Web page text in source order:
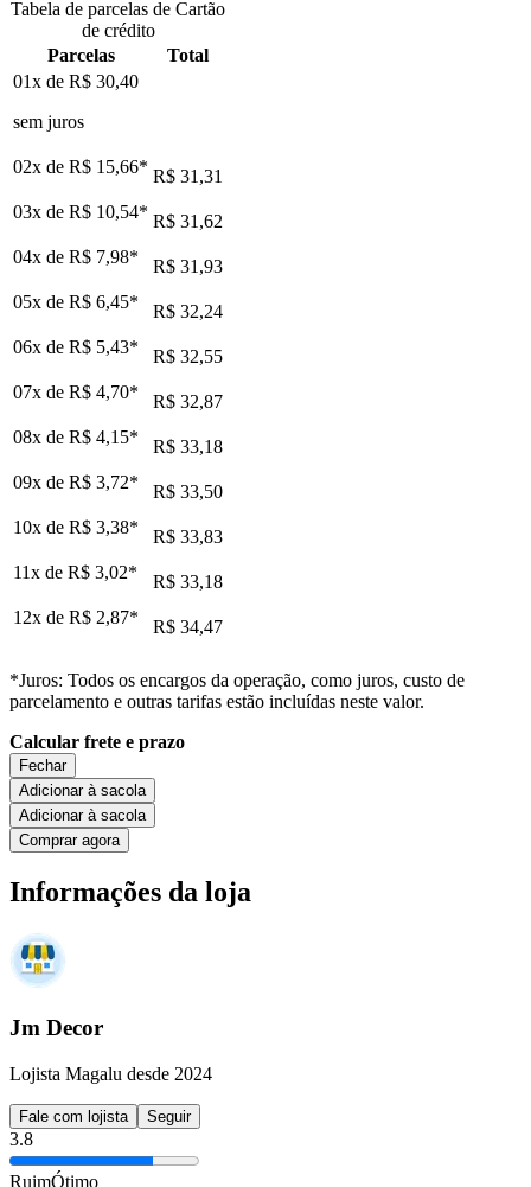
Tabela de parcelas de Cartão
de crédito
Parcelas
Total
01x de R$ 30,40
sem juros
02x de R$ 15,66* R$ 31,31
03x de R$ 10,54* R$ 31,62
04x de R$ 7,98*
R$ 31,93
05x de R$ 6,45*
R$ 32,24
06x de R$ 5,43*
R$ 32,55
07x de R$ 4,70*
R$ 32,87
08x de R$ 4,15*
R$ 33,18
09x de R$ 3,72*
R$ 33,50
10x de R$ 3,38*
R$ 33,83
11x de R$ 3,02*
R$ 33,18
12x de R$ 2,87* R$ 34,47
*Juros: Todos os encargos da operação, como juros, custo de
parcelamento e outras tarifas estão incluídas neste valor.
Calcular frete e prazo
Fechar
Adicionar à sacola
Adicionar à sacola
Comprar agora
Informações da loja
Jm Decor
Lojista Magalu desde 2024
Fale com lojista Seguir
3.8
RuimÓtimo